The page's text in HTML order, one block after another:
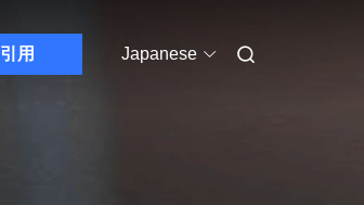
引用 Japanese